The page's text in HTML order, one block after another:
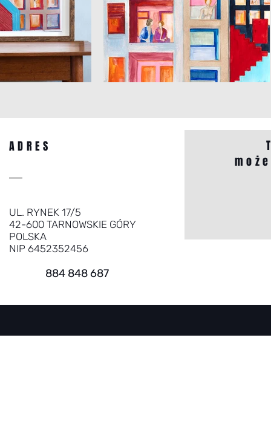
ADRES
UL. RYNEK 17/5
42-600 TARNOWSKIE GÓRY
POLSKA
NIP 6452352456
884 848 687